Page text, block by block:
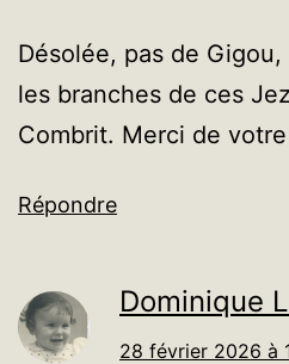
Désolée, pas de
les branches de ces
Combrit. Merci de
Répondre
Dominique
28 février 2026 à